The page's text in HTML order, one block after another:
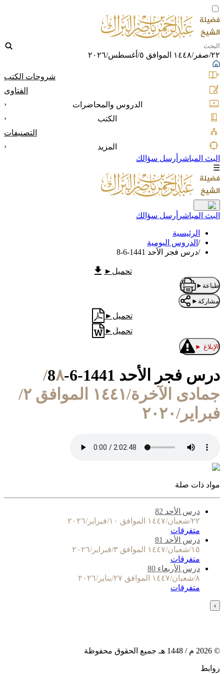
٢٢/صفر/١٤٤٨ الموافق ٥/أغسطس/٢٠٢٦
شروحات الكتب
الفتاوى
الدروس والمحاضرات
‹
الكتب
‹
التصنيفات
المزيد
‹
البث المباشر أرسل سؤالك
☰
البث المباشر أرسل سؤالك
الرئيسية
/ الدروس اليومية
/درس فجر الأحد 1441-6-8
تحميل ►
طباعة ►
مشاركة ►
تحميل ►
تحميل ►
الإبلاغ ►
درس فجر الأحد 1441-6-8
٨/
جمادى الآخرة/١٤٤١ الموافق ٢/
فبراير/٢٠٢٠
مواد ذات صلة
درس الأحد 82
٢٢/شعبان/١٤٤٧ الموافق ١٠/فبراير/٢٠٢٦
متفرقات
درس الأحد 81
١٥/شعبان/١٤٤٧ الموافق ٣/فبراير/٢٠٢٦
متفرقات
درس الأربعاء 80
٨/شعبان/١٤٤٧ الموافق ٢٧/يناير/٢٠٢٦
متفرقات
›
©
2026 م / 1448 هـ جميع الحقوق محفوظة
روابط